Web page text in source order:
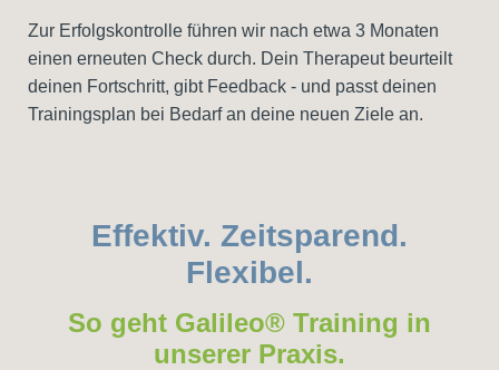
Zur Erfolgskontrolle führen wir nach etwa 3 Monaten
einen erneuten Check durch. Dein Therapeut beurteilt
deinen Fortschritt, gibt Feedback - und passt deinen
Trainingsplan bei Bedarf an deine neuen Ziele an.
Effektiv. Zeitsparend.
Flexibel.
So geht Galileo® Training in
unserer Praxis.